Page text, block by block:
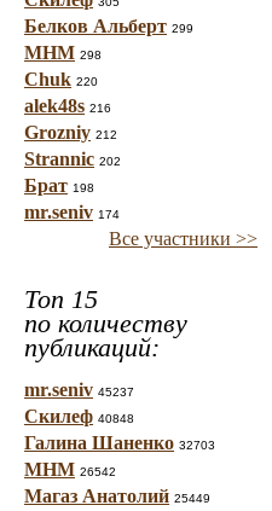
Белков Альберт 299
МНМ 298
Chuk 220
alek48s 216
Grozniy 212
Strannic 202
Брат 198
mr.seniv 174
Все участники >>
Топ 15
по количеству
публикаций:
mr.seniv 45237
Скилеф 40848
Галина Шаненко 32703
МНМ 26542
Магаз Анатолий 25449